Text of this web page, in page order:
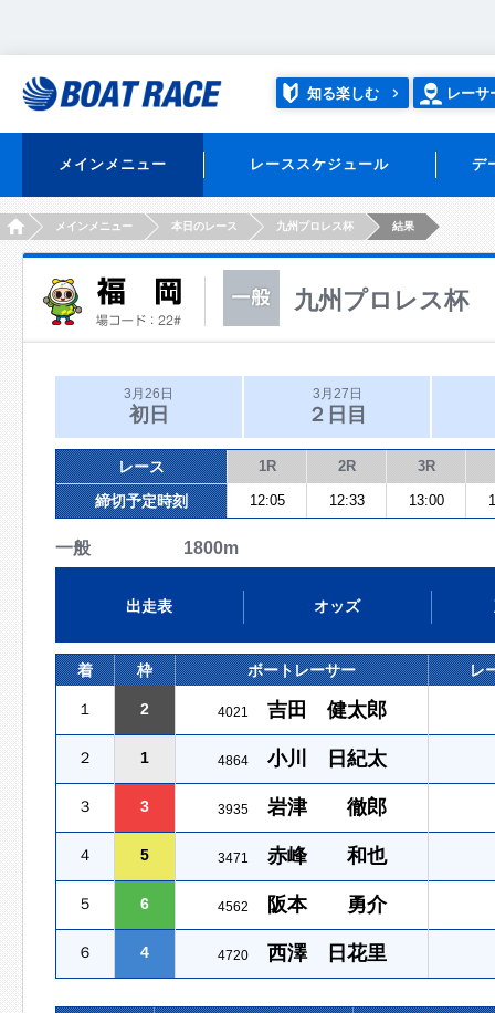
知る楽しむ レーサ
メインメニュー レーススケジュール デ
HOMEメインメニュー 本日のレース 九州プロレス杯 結果
九州プロレス杯
3月26日
初日
3月27日
２日目
レース 1R 2R 3R
締切予定時刻 12:05 12:33 13:00
一般 1800m
出走表 オッズ
着 枠 ボートレーサー レ
１ 2 4021 吉田 健太郎
２ 1 4864 小川 日紀太
３ 3 3935 岩津 徹郎
４ 5 3471 赤峰 和也
５ 6 4562 阪本 勇介
６ 4 4720 西澤 日花里